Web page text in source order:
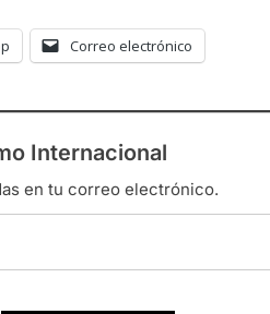
Correo electrónico
Internacional
en tu correo electrónico.